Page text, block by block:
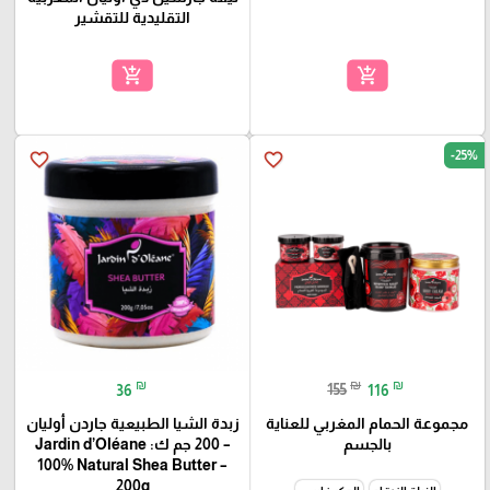
add_shopping_cart
التقليدية للتقشير
add_shopping_cart
favorite_border -25%
155 ₪ 116 ₪
مجموعة الحمام المغربي للعناية
بالجسم
favorite_border
36 ₪
زبدة الشيا الطبيعية جاردن أوليان
– 200 جم ك: Jardin d’Oléane
100% Natural Shea Butter –
200g